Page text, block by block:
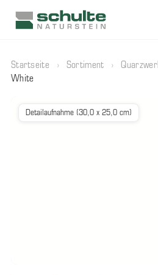
Startseite › Sortiment ›
White
Detailaufnahme (30,0 x 25,0 cm)